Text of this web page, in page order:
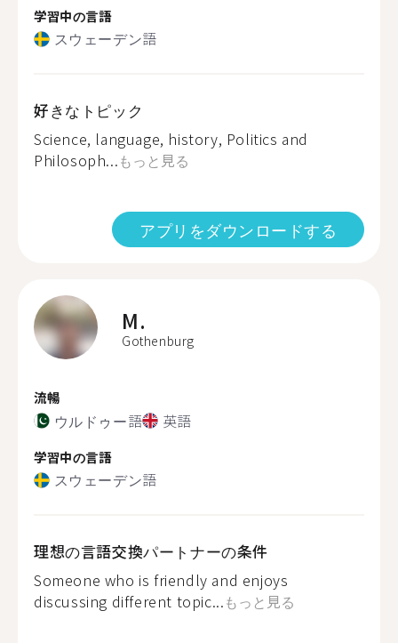
学習中の言語
スウェーデン語
好きなトピック
Science, language, history, Politics and
Philosoph...もっと見る
アプリをダウンロードする
M.
Gothenburg
流暢
ウルドゥー語 英語
学習中の言語
スウェーデン語
理想の言語交換パートナーの条件
Someone who is friendly and enjoys
discussing different topic...もっと見る